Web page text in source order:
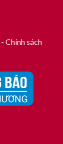
- Chính sách